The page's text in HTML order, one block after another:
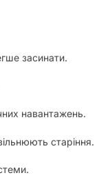
засинати.
навантажень.
старіння.